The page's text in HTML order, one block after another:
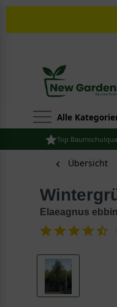
Alle
Top
Übersicht
Elaeagnus